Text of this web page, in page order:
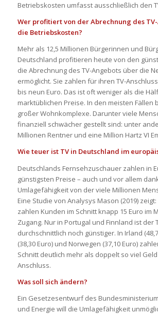
Betriebskosten umfasst ausschließlich den
Wer profitiert von der Abrechnung des
die Betriebskosten?
Mehr als 12,5 Millionen Bürgerinnen und
Deutschland profitieren heute von den
die Abrechnung des TV-Angebots über die
ermöglicht. Sie zahlen für ihren TV-
bis neun Euro. Das ist oft weniger als die
marktüblichen Preise. In den meisten Fällen
großer Wohnkomplexe. Darunter viele
finanziell schwächer gestellt sind: unter
Millionen Rentner und eine Million Hartz VI
Wie teuer ist TV in Deutschland im
Deutschlands Fernsehzuschauer zahlen in
günstigsten Preise – auch und vor allem d
Umlagefähigkeit von der viele Millionen
Eine Studie von Analysys Mason (2019)
zahlen Kunden im Schnitt knapp 15 Euro im
Zugang. Nur in Portugal und Finnland ist der
durchschnittlich noch günstiger. In Irland
(38,30 Euro) und Norwegen (37,10 Euro)
Schnitt deutlich mehr als doppelt so viel
Anschluss.
Was soll sich ändern?
Ein Gesetzesentwurf des
und Energie will die Umlagefähigkeit